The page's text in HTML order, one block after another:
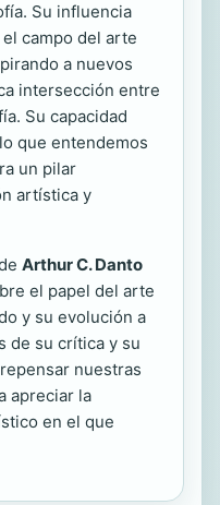
Su influencia
campo del arte
a nuevos
intersección entre
Su capacidad
que entendemos
un pilar
artística y
Arthur C. Danto
el papel del arte
y su evolución a
de su crítica y su
nuestras
apreciar la
en el que